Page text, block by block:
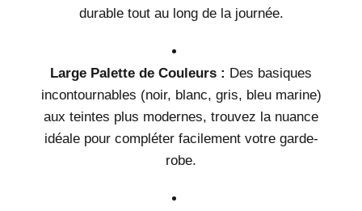
durable tout au long de la journée.
Large Palette de Couleurs : Des basiques
incontournables (noir, blanc, gris, bleu marine)
aux teintes plus modernes, trouvez la nuance
idéale pour compléter facilement votre garde-
robe.